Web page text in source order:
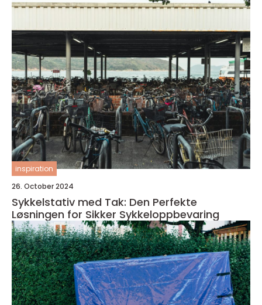
inspiration
26. October 2024
Sykkelstativ med Tak: Den Perfekte
Løsningen for Sikker Sykkeloppbevaring